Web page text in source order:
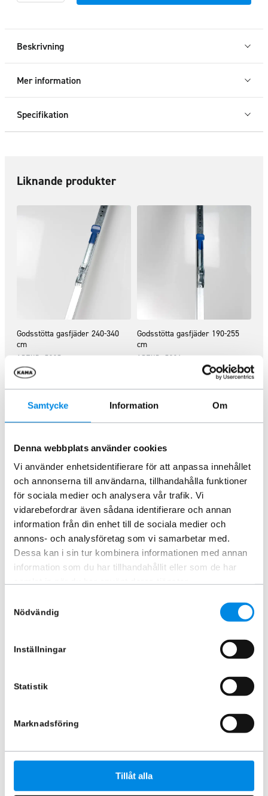
Samtycke Information Om
Denna webbplats använder cookies
Vi använder enhetsidentifierare för att anpassa innehållet
och annonserna till användarna, tillhandahålla funktioner
för sociala medier och analysera vår trafik. Vi
vidarebefordrar även sådana identifierare och annan
information från din enhet till de sociala medier och
annons- och analysföretag som vi samarbetar med.
Dessa kan i sin tur kombinera informationen med annan
information som du har tillhandahållit eller som de har
Nödvändig
Inställningar
Statistik
Marknadsföring
Tillåt alla
210
cm
Beskrivning
Mer information
Specifikation
Liknande produkter
Godsstötta gasfjäder 240-340
cm
ARTNR:7097
1 411,25
Inkl. moms
Lägg i varukorg
Godsstötta gasfjäder 190-255
cm
ARTNR:7096
Inkl. moms
Lägg i varukorg
cm
1 282,50kr
Lägg i varukorg